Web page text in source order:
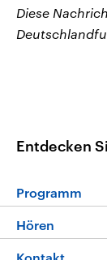
Diese
Entdecken
Programm
Hören